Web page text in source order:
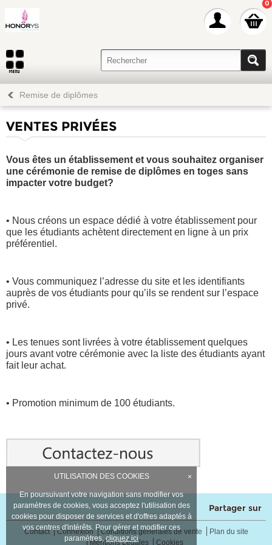
0
UTILISATION DES COOKIES ×
En poursuivant votre navigation sans modifier vos
paramètres de cookies, vous acceptez l'utilisation des
cookies pour disposer de services et d'offres adaptés à
vos centres d'intérêts. Pour gérer et modifier ces
paramètres,cliquez ici
Remise de diplômes
VENTES PRIVÉES
Vous êtes un établissement et vous souhaitez organiser
une cérémonie de remise de diplômes en toges sans
impacter votre budget?
• Nous créons un espace dédié à votre établissement pour
que les étudiants achètent directement en ligne à un prix
préférentiel.
• Vous communiquez l’adresse du site et les identifiants
auprès de vos étudiants pour qu’ils se rendent sur l’espace
privé.
• Les tenues sont livrées à votre établissement quelques
jours avant votre cérémonie avec la liste des étudiants ayant
fait leur achat.
• Promotion minimum de 100 étudiants.
Partager sur
Contact Connexion Conditions générales de vente
Plan du site
Mentions Légales
Cookies